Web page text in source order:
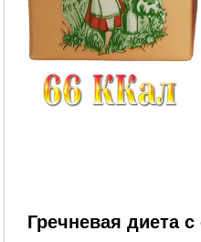
Гречневая диета